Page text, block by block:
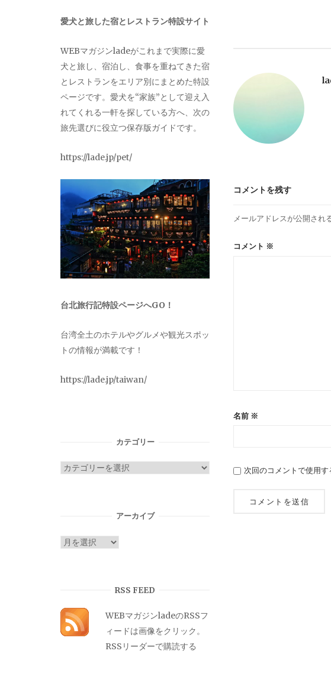
ゲ
ー
シ
ン
コメントを残す
メールアドレスが公開され
コメント ※
名前 ※
次回のコメントで使用
愛犬と旅した宿とレストラン特設サイト
WEBマガジンladeがこれまで実際に愛
犬と旅し、宿泊し、食事を重ねてきた宿
とレストランをエリア別にまとめた特設
ページです。愛犬を“家族”として迎え入
れてくれる一軒を探している方へ、次の
旅先選びに役立つ保存版ガイドです。
https://lade.jp/pet/
台北旅行記特設ページへGO！
台湾全土のホテルやグルメや観光スポッ
トの情報が満載です！
https://lade.jp/taiwan/
カテゴリー
カ
アーカイブ
ア
RSS FEED
WEBマガジンladeのRSSフ
ィードは画像をクリック。
RSSリーダーで購読する